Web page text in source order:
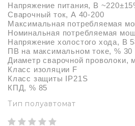
Напряжение питания, В
Сварочный ток, А 40-200
Максимальная потребляемая
Номинальная потребляемая
Напряжение холостого хода, В
ПВ на максимальном токе, % 30
Диаметр сварочной проволоки,
Класс изоляции F
Класс защиты IP21S
КПД, % 85
Тип полуавтомат